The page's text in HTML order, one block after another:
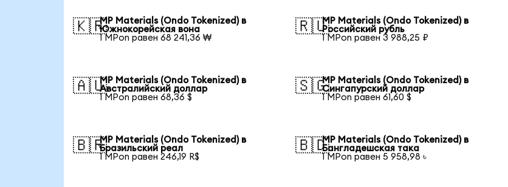
🇰🇷MP Materials (Ondo Tokenized) в
Южнокорейская вона
1 MPon равен 68 241,36 ₩
🇷🇺MP Materials (Ondo Tokenized) в
Российский рубль
1 MPon равен 3 988,25 ₽
🇦🇺MP Materials (Ondo Tokenized) в
Австралийский доллар
1 MPon равен 68,36 $
🇸🇬MP Materials (Ondo Tokenized) в
Сингапурский доллар
1 MPon равен 61,60 $
🇧🇷MP Materials (Ondo Tokenized) в
Бразильский реал
1 MPon равен 246,19 R$
🇧🇩MP Materials (Ondo Tokenized) в
Бангладешская така
1 MPon равен 5 958,98 ৳